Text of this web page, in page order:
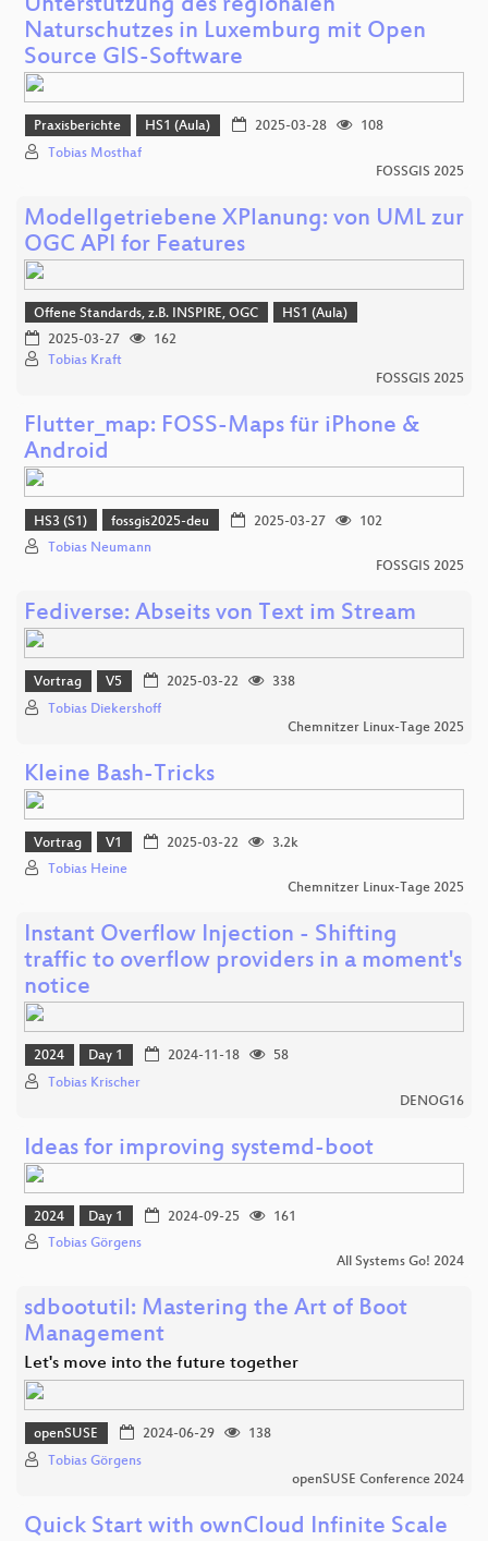
Unterstützung des regionalen
Naturschutzes in Luxemburg mit Open
Source GIS-Software
Praxisberichte HS1 (Aula) 2025-03-28
108
Tobias Mosthaf
FOSSGIS 2025
Modellgetriebene XPlanung: von UML zur
OGC API for Features
Offene Standards, z.B. INSPIRE, OGC
HS1 (Aula)
2025-03-27
162
Tobias Kraft
FOSSGIS 2025
Flutter_map: FOSS-Maps für iPhone &
Android
HS3 (S1) fossgis2025-deu 2025-03-27
102
Tobias Neumann
FOSSGIS 2025
Fediverse: Abseits von Text im Stream
Vortrag V5 2025-03-22
338
Tobias Diekershoff
Chemnitzer Linux-Tage 2025
Kleine Bash-Tricks
Vortrag V1 2025-03-22
3.2k
Tobias Heine
Chemnitzer Linux-Tage 2025
Instant Overflow Injection - Shifting
traffic to overflow providers in a moment's
notice
2024 Day 1 2024-11-18
58
Tobias Krischer
DENOG16
Ideas for improving systemd-boot
2024 Day 1 2024-09-25
161
Tobias Görgens
All Systems Go! 2024
sdbootutil: Mastering the Art of Boot
Management
Let's move into the future together
openSUSE 2024-06-29
138
Tobias Görgens
openSUSE Conference 2024
Quick Start with ownCloud Infinite Scale